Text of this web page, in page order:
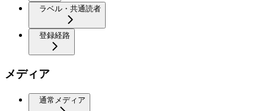
ラベル・共通読者
登録経路
メディア
通常メディア